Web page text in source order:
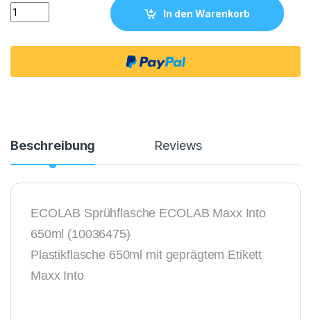
ECOLAB Sprühflasche ECOLAB Maxx Into 650ml (10036475)
In den Warenkorb
Beschreibung Reviews
ECOLAB Sprühflasche ECOLAB Maxx Into
650ml (10036475)
Plastikflasche 650ml mit geprägtem Etikett
Maxx Into